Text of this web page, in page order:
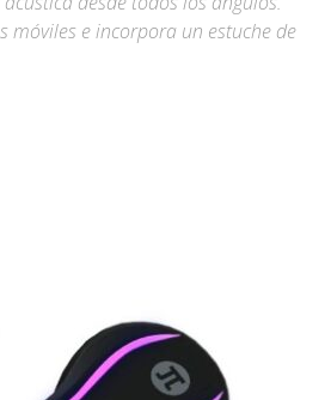
móviles e incorpora un estuche de